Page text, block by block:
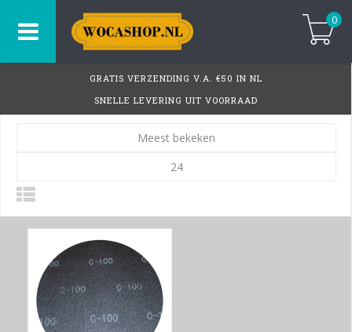
0
GRATIS VERZENDING V.A. €50 IN NL
SNELLE LEVERING UIT VOORRAAD
Meest bekeken
24